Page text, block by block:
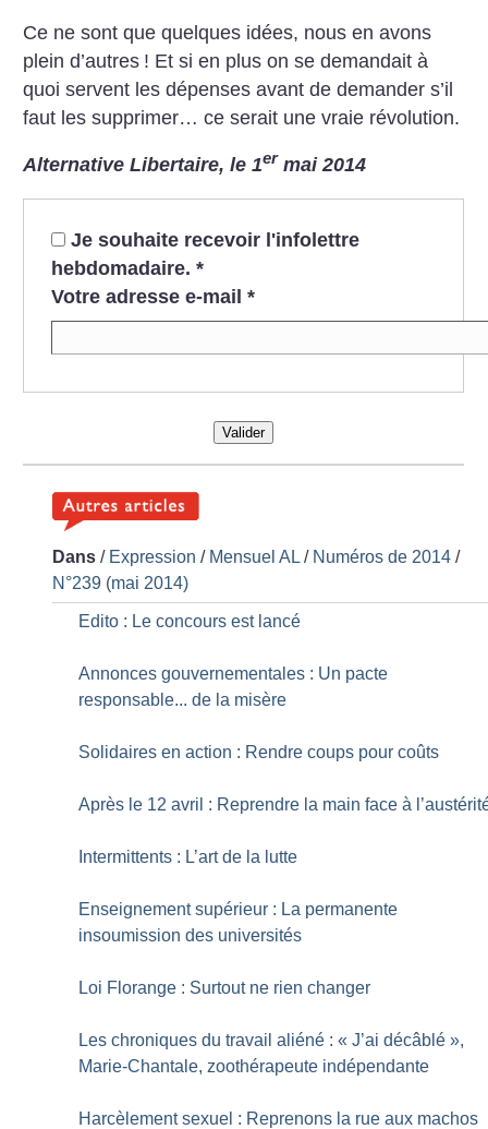
Ce ne sont que quelques idées, nous en avons
plein d’autres ! Et si en plus on se demandait à
quoi servent les dépenses avant de demander s’il
faut les supprimer… ce serait une vraie révolution.
Alternative Libertaire, le 1er mai 2014
Je souhaite recevoir l'infolettre
hebdomadaire. *
Votre adresse e-mail *
Valider
Dans / Expression / Mensuel AL / Numéros de 2014 /
N°239 (mai 2014)
Edito : Le concours est lancé
Annonces gouvernementales : Un pacte
responsable... de la misère
Solidaires en action : Rendre coups pour coûts
Après le 12 avril : Reprendre la main face à
Intermittents : L’art de la lutte
Enseignement supérieur : La permanente
insoumission des universités
Loi Florange : Surtout ne rien changer
Les chroniques du travail aliéné : « J’ai décâblé »,
Marie-Chantale, zoothérapeute indépendante
Harcèlement sexuel : Reprenons la rue aux machos